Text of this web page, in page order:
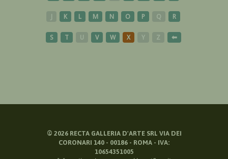
J K L M N O P Q R
S T U V W X Y Z ⬅
© 2026RECTA GALLERIA D'ARTE SRL VIA DEI
CORONARI 140 - 00186 - ROMA - IVA:
10654351005